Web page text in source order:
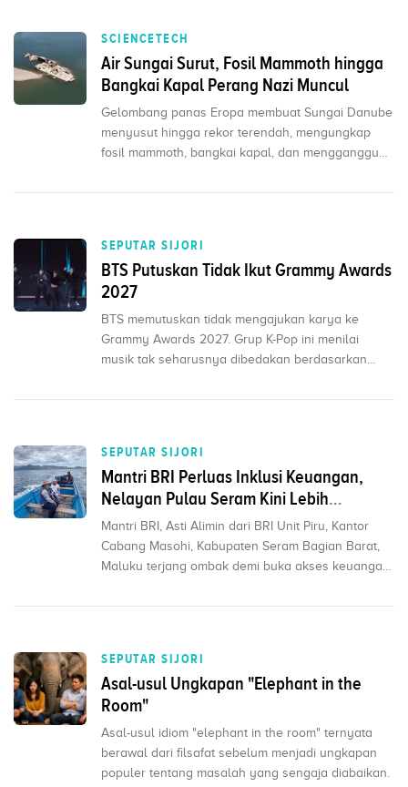
SCIENCETECH
Air Sungai Surut, Fosil Mammoth hingga
Bangkai Kapal Perang Nazi Muncul
Gelombang panas Eropa membuat Sungai Danube
menyusut hingga rekor terendah, mengungkap
fosil mammoth, bangkai kapal, dan mengganggu
SEPUTAR SIJORI
BTS Putuskan Tidak Ikut Grammy Awards
2027
BTS memutuskan tidak mengajukan karya ke
Grammy Awards 2027. Grup K-Pop ini menilai
musik tak seharusnya dibedakan berdasarkan
SEPUTAR SIJORI
Mantri BRI Perluas Inklusi Keuangan,
Nelayan Pulau Seram Kini Lebih
Sejahtera
Mantri BRI, Asti Alimin dari BRI Unit Piru, Kantor
Cabang Masohi, Kabupaten Seram Bagian Barat,
Maluku terjang ombak demi buka akses keuangan
SEPUTAR SIJORI
Asal-usul Ungkapan "Elephant in the
Room"
Asal-usul idiom "elephant in the room" ternyata
berawal dari filsafat sebelum menjadi ungkapan
populer tentang masalah yang sengaja diabaikan.